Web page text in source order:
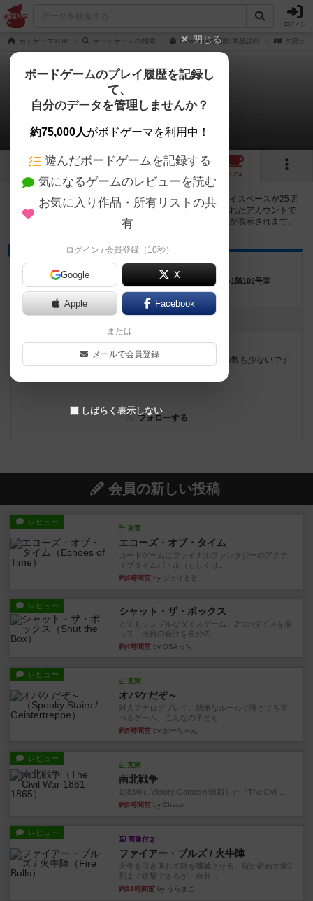
ログイン
ボドゲーマTOP ボードゲームの検索 Geminoaの通販/商品詳細 作品デ
ジェミノア
25店のカフェ/スペースが提供中
1 9
カフェ
ジェミノアで遊ぶことができるボードゲームカフェ・プレイスペースが25店
登録されています。公開プロフィールの都道府県が設定されたアカウントで
ログインすると、同じ都道府県内の店舗に絞り込むボタンが表示されます。
料理店wildcat
埼玉県所沢市小手指町1-22-13小手指町ファランドール1階102号室
遊べるボードゲーム
小手指駅から歩いて五分くらいです。まだまだゲームの数も少ないです
フォローする
会員の新しい投稿
レビュー
充実
エコーズ・オブ・タイム
カードゲームにファイナルファンタジーのアクテ
ィブタイムバトル（もしくは...
約4時間前 by ジェイとと
レビュー シャット・ザ・ボックス
とてもシンプルなダイスゲーム。2つのダイスを振
って、出目の合計を自分の...
約4時間前 by OSAっち
レビュー
充実
オバケだぞ～
対人アナログプレイ。簡単なルールで誰とでも遊
べるゲーム。こんなの子ども...
約5時間前 by おーちゃん
レビュー
充実
南北戦争
1983年にVictory Gamesが出版した『The Civil ...
約9時間前 by Chaco
レビュー
画像付き
ファイアー・ブルズ / 火牛陣
火牛を引き連れて敵を殲滅させる。縦か斜めで前2
列まで攻撃できるが、自分...
約11時間前 by うらまこ
閉じる
ボードゲームのプレイ履歴を記録し
て、
自分のデータを管理しませんか？
約75,000人がボドゲーマを利用中！
遊んだボードゲームを記録する
気になるゲームのレビューを読む
お気に入り作品・所有リストの共
有
ログイン / 会員登録（10秒）
Google X
Apple Facebook
または
メールで会員登録
しばらく表示しない